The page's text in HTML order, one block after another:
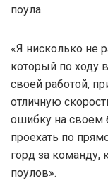
поула.
«Я нисколько не
который по ходу
своей работой,
отличную
ошибку на своем
проехать по
горд за команду,
поулов».